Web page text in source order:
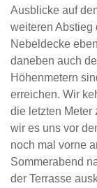
Ausblicke auf
weiteren Abstieg
Nebeldecke
daneben auch
Höhenmetern
erreichen. Wir
die letzten Meter
wir es uns vor
noch mal vorne
Sommerabend
der Terrasse